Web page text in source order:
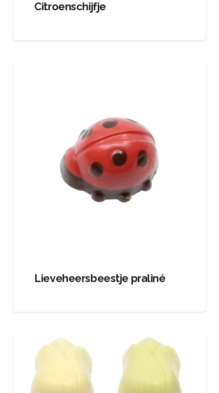
Citroenschijfje
Lieveheersbeestje praliné